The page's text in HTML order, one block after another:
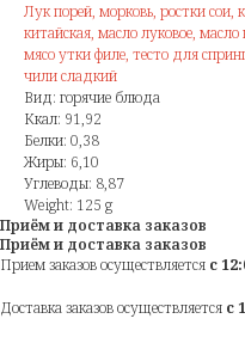
Лук порей, морковь, ростки сои,
китайская, масло луковое,
мясо утки филе, тесто для
чили сладкий
Вид: горячие блюда
Ккал: 91,92
Белки: 0,38
Жиры: 6,10
Углеводы: 8,87
Weight: 125 g
Приём и доставка заказов
Приём и доставка заказов
Прием заказов осуществляется с
Доставка заказов осуществляется с